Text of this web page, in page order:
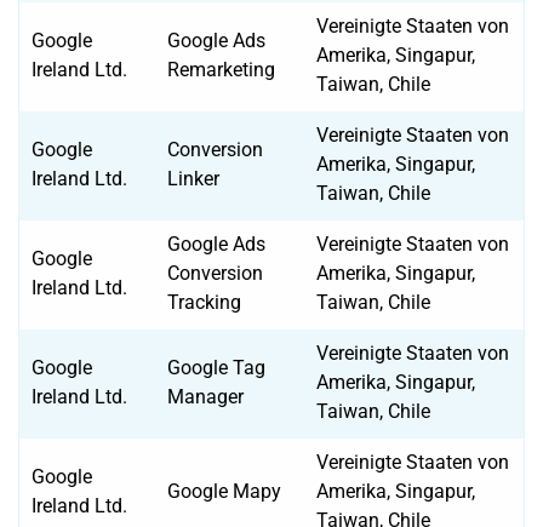
Google
Ireland Ltd.
Google Ads
Remarketing
Vereinigte Staaten von
Amerika, Singapur,
Taiwan, Chile
Google
Ireland Ltd.
Conversion
Linker
Vereinigte Staaten von
Amerika, Singapur,
Taiwan, Chile
Google
Ireland Ltd.
Google Ads
Conversion
Tracking
Vereinigte Staaten von
Amerika, Singapur,
Taiwan, Chile
Google
Ireland Ltd.
Google Tag
Manager
Vereinigte Staaten von
Amerika, Singapur,
Taiwan, Chile
Google
Ireland Ltd.
Google Mapy
Vereinigte Staaten von
Amerika, Singapur,
Taiwan, Chile